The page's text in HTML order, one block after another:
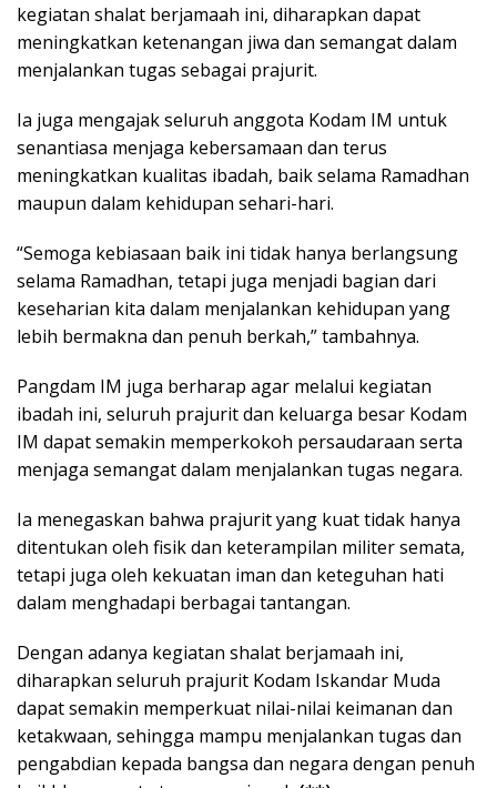
kegiatan shalat berjamaah ini, diharapkan dapat
meningkatkan ketenangan jiwa dan semangat dalam
menjalankan tugas sebagai prajurit.
Ia juga mengajak seluruh anggota Kodam IM untuk
senantiasa menjaga kebersamaan dan terus
meningkatkan kualitas ibadah, baik selama Ramadhan
maupun dalam kehidupan sehari-hari.
“Semoga kebiasaan baik ini tidak hanya berlangsung
selama Ramadhan, tetapi juga menjadi bagian dari
keseharian kita dalam menjalankan kehidupan yang
lebih bermakna dan penuh berkah,” tambahnya.
Pangdam IM juga berharap agar melalui kegiatan
ibadah ini, seluruh prajurit dan keluarga besar Kodam
IM dapat semakin memperkokoh persaudaraan serta
menjaga semangat dalam menjalankan tugas negara.
Ia menegaskan bahwa prajurit yang kuat tidak hanya
ditentukan oleh fisik dan keterampilan militer semata,
tetapi juga oleh kekuatan iman dan keteguhan hati
dalam menghadapi berbagai tantangan.
Dengan adanya kegiatan shalat berjamaah ini,
diharapkan seluruh prajurit Kodam Iskandar Muda
dapat semakin memperkuat nilai-nilai keimanan dan
ketakwaan, sehingga mampu menjalankan tugas dan
pengabdian kepada bangsa dan negara dengan penuh